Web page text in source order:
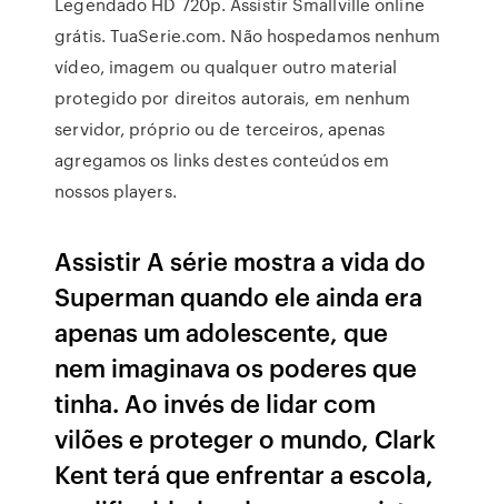
grátis. TuaSerie.com. Não hospedamos nenhum
vídeo, imagem ou qualquer outro material
protegido por direitos autorais, em nenhum
servidor, próprio ou de terceiros, apenas
agregamos os links destes conteúdos em
nossos players.
Assistir A série mostra a vida do
Superman quando ele ainda era
apenas um adolescente, que
nem imaginava os poderes que
tinha. Ao invés de lidar com
vilões e proteger o mundo, Clark
Kent terá que enfrentar a escola,